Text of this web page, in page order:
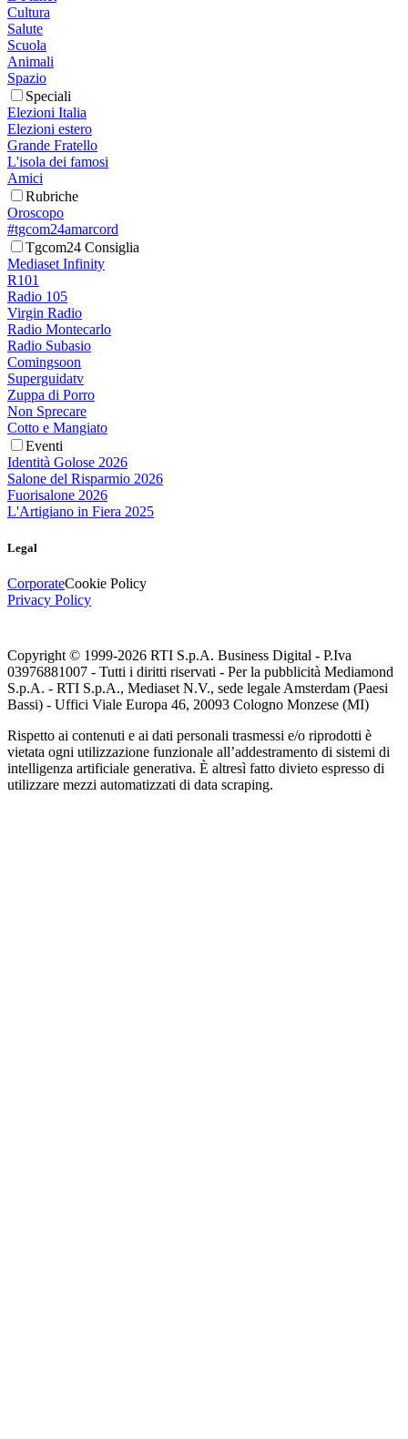
Cultura
Salute
Scuola
Animali
Spazio
Speciali
Elezioni Italia
Elezioni estero
Grande Fratello
L'isola dei famosi
Amici
Rubriche
Oroscopo
#tgcom24amarcord
Tgcom24 Consiglia
Mediaset Infinity
R101
Radio 105
Virgin Radio
Radio Montecarlo
Radio Subasio
Comingsoon
Superguidatv
Zuppa di Porro
Non Sprecare
Cotto e Mangiato
Eventi
Identità Golose 2026
Salone del Risparmio 2026
Fuorisalone 2026
L'Artigiano in Fiera 2025
Legal
CorporateCookie Policy
Privacy Policy
Copyright © 1999-2026 RTI S.p.A. Business Digital - P.Iva
03976881007 - Tutti i diritti riservati - Per la pubblicità Mediamond
S.p.A. - RTI S.p.A., Mediaset N.V., sede legale Amsterdam (Paesi
Bassi) - Uffici Viale Europa 46, 20093 Cologno Monzese (MI)
Rispetto ai contenuti e ai dati personali trasmessi e/o riprodotti è
vietata ogni utilizzazione funzionale all’addestramento di sistemi di
intelligenza artificiale generativa. È altresì fatto divieto espresso di
utilizzare mezzi automatizzati di data scraping.